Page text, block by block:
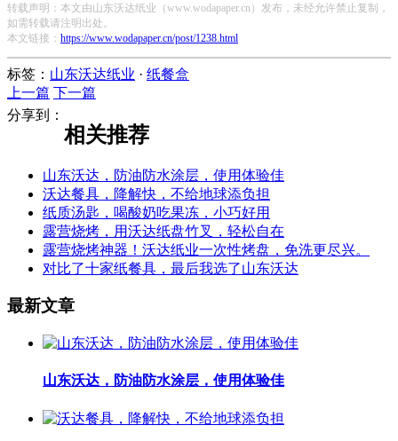
转载声明：本文由山东沃达纸业（www.wodapaper.cn）发布，未经允许禁止复制，
如需转载请注明出处。
本文链接： https://www.wodapaper.cn/post/1238.html
标签： 山东沃达纸业 · 纸餐盒
上一篇 下一篇
分享到：
相关推荐
山东沃达，防油防水涂层，使用体验佳
沃达餐具，降解快，不给地球添负担
纸质汤匙，喝酸奶吃果冻，小巧好用
露营烧烤，用沃达纸盘竹叉，轻松自在
露营烧烤神器！沃达纸业一次性烤盘，免洗更尽兴。
对比了十家纸餐具，最后我选了山东沃达
最新文章
山东沃达，防油防水涂层，使用体验佳